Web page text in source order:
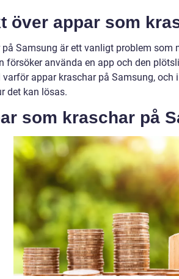
över appar som
Samsung är ett vanligt problem som
försöker använda en app och den
appar kraschar på Samsung,
det kan lösas.
som kraschar på